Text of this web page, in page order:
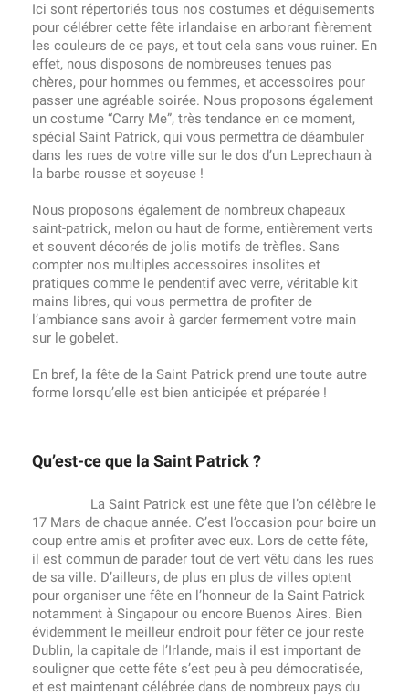
Ici sont répertoriés tous nos costumes et déguisements
pour célébrer cette fête irlandaise en arborant fièrement
les couleurs de ce pays, et tout cela sans vous ruiner. En
effet, nous disposons de nombreuses tenues pas
chères, pour hommes ou femmes, et accessoires pour
passer une agréable soirée. Nous proposons également
un costume “Carry Me”, très tendance en ce moment,
spécial Saint Patrick, qui vous permettra de déambuler
dans les rues de votre ville sur le dos d’un Leprechaun à
la barbe rousse et soyeuse !
Nous proposons également de nombreux chapeaux
saint-patrick, melon ou haut de forme, entièrement verts
et souvent décorés de jolis motifs de trèfles. Sans
compter nos multiples accessoires insolites et
pratiques comme le pendentif avec verre, véritable kit
mains libres, qui vous permettra de profiter de
l’ambiance sans avoir à garder fermement votre main
sur le gobelet.
En bref, la fête de la Saint Patrick prend une toute autre
forme lorsqu’elle est bien anticipée et préparée !
Qu’est-ce que la Saint Patrick ?
La Saint Patrick est une fête que l’on célèbre le
17 Mars de chaque année. C’est l’occasion pour boire un
coup entre amis et profiter avec eux. Lors de cette fête,
il est commun de parader tout de vert vêtu dans les rues
de sa ville. D’ailleurs, de plus en plus de villes optent
pour organiser une fête en l’honneur de la Saint Patrick
notamment à Singapour ou encore Buenos Aires. Bien
évidemment le meilleur endroit pour fêter ce jour reste
Dublin, la capitale de l’Irlande, mais il est important de
souligner que cette fête s’est peu à peu démocratisée,
et est maintenant célébrée dans de nombreux pays du